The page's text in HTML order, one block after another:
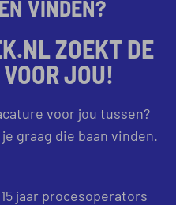
VINDEN?
ZOEKT DE
JOU!
voor jou tussen?
graag die baan vinden.
jaar procesoperators